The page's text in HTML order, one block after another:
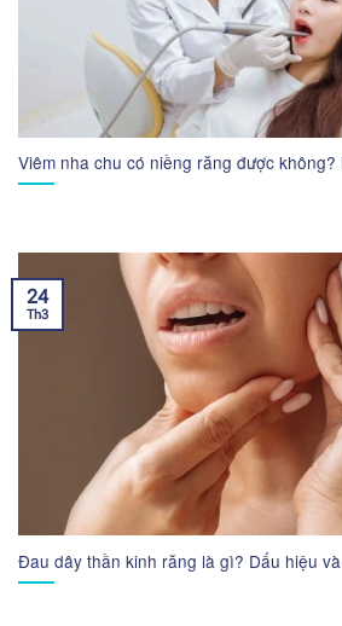
Viêm nha chu có niềng răng được không?
Đau dây thần kinh răng là gì? Dấu hiệu
24
Th3